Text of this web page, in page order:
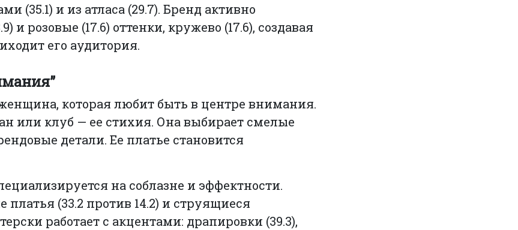
(35.1) и из атласа (29.7). Бренд активно
и розовые (17.6) оттенки, кружево (17.6), создавая
его аудитория.
которая любит быть в центре внимания.
или клуб — ее стихия. Она выбирает смелые
детали. Ее платье становится
на соблазне и эффектности.
(33.2 против 14.2) и струящиеся
работает с акцентами: драпировки (39.3),